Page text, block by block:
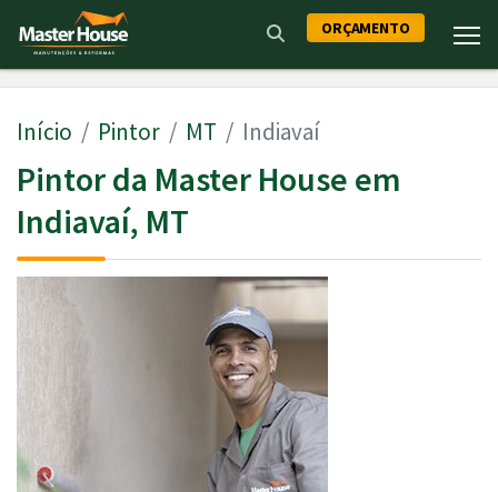
ORÇAMENTO
Início Pintor MT Indiavaí
Pintor da Master House em
Indiavaí, MT